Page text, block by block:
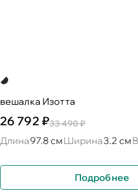
вешалка Изотта
26 792 ₽33 490 ₽
Длина97.8 смШирина3.2 см
Подробнее